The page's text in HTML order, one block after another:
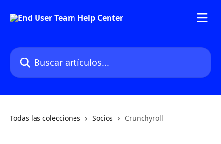
Buscar artículos...
Todas las colecciones Socios Crunchyroll